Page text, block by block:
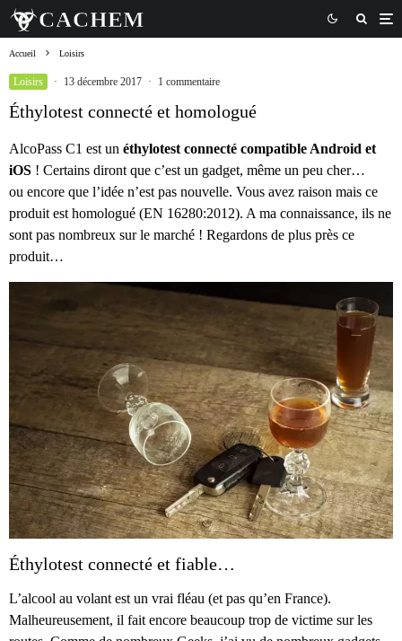
Accueil Loisirs
Loisirs · 13 décembre 2017 · 1 commentaire
Éthylotest connecté et homologué
AlcoPass C1 est un éthylotest connecté compatible Android et
iOS ! Certains diront que c’est un gadget, même un peu cher…
ou encore que l’idée n’est pas nouvelle. Vous avez raison mais ce
produit est homologué (EN 16280:2012). A ma connaissance, ils ne
sont pas nombreux sur le marché ! Regardons de plus près ce
produit…
Éthylotest connecté et fiable…
L’alcool au volant est un vrai fléau (et pas qu’en France).
Malheureusement, il fait encore beaucoup trop de victime sur les